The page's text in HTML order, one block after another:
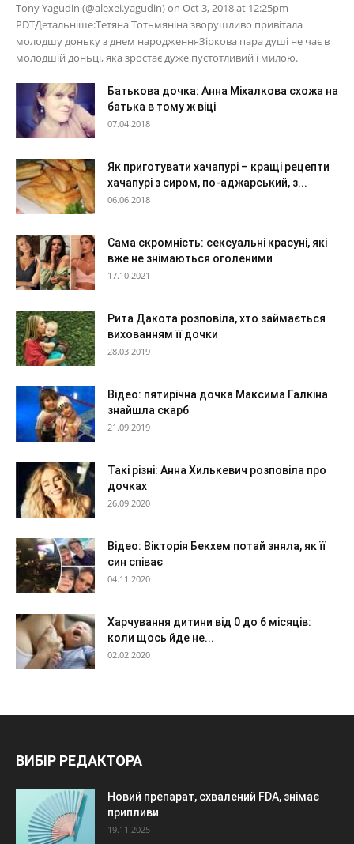
Tony Yagudin (@alexei.yagudin) on Oct 3, 2018 at 12:25pm
PDTДетальніше:Тетяна Тотьмяніна зворушливо привітала
молодшу доньку з днем народженняЗіркова пара душі не чає в
молодшій доньці, яка зростає дуже пустотливий і милою.
Батькова дочка: Анна Міхалкова схожа на
батька в тому ж віці
07.04.2018
Як приготувати хачапурі – кращі рецепти
хачапурі з сиром, по-аджарський, з...
06.06.2018
Сама скромність: сексуальні красуні, які
вже не знімаються оголеними
17.10.2021
Рита Дакота розповіла, хто займається
вихованням її дочки
28.03.2019
Відео: пятирічна дочка Максима Галкіна
знайшла скарб
21.09.2019
Такі різні: Анна Хилькевич розповіла про
дочках
26.09.2020
Відео: Вікторія Бекхем потай зняла, як її
син співає
04.11.2020
Харчування дитини від 0 до 6 місяців:
коли щось йде не...
02.02.2020
ВИБІР РЕДАКТОРА
Новий препарат, схвалений FDA, знімає
припливи
19.11.2025